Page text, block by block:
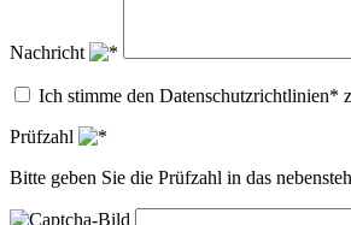
Nachricht
Ich stimme den Datenschutzrichtlinien*
Prüfzahl
Bitte geben Sie die Prüfzahl in das